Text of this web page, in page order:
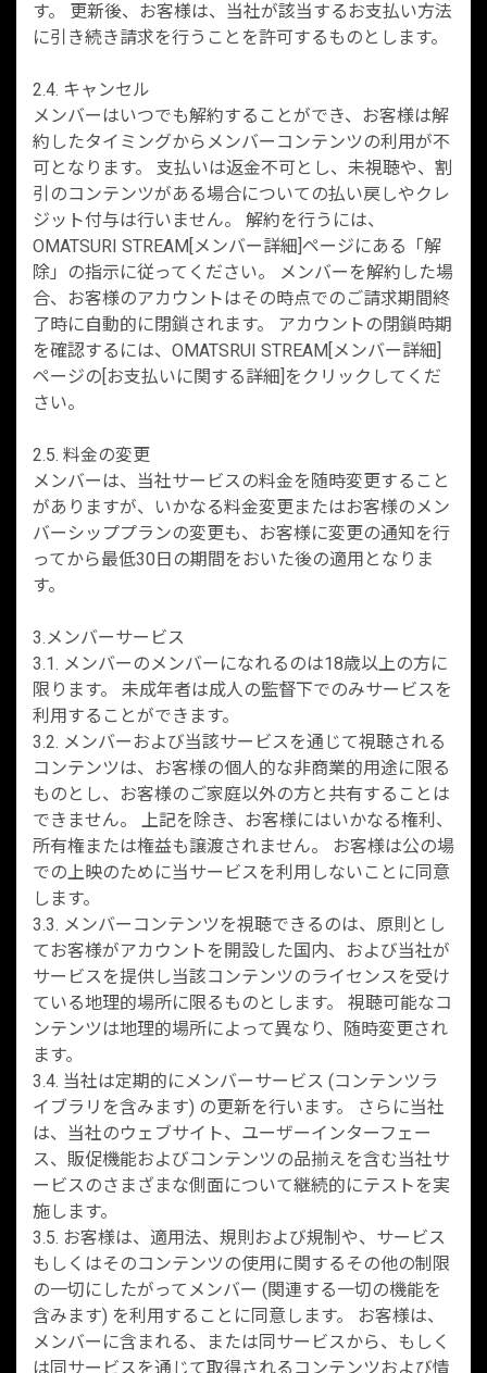
す。 更新後、お客様は、当社が該当するお支払い方法
に引き続き請求を行うことを許可するものとします。
2.4. キャンセル
メンバーはいつでも解約することができ、お客様は解
約したタイミングからメンバーコンテンツの利用が不
可となります。 支払いは返金不可とし、未視聴や、割
引のコンテンツがある場合についての払い戻しやクレ
ジット付与は行いません。 解約を行うには、
OMATSURI STREAM[メンバー詳細]ページにある「解
除」の指示に従ってください。 メンバーを解約した場
合、お客様のアカウントはその時点でのご請求期間終
了時に自動的に閉鎖されます。 アカウントの閉鎖時期
を確認するには、OMATSRUI STREAM[メンバー詳細]
ページの[お支払いに関する詳細]をクリックしてくだ
さい。
2.5. 料金の変更
メンバーは、当社サービスの料金を随時変更すること
がありますが、いかなる料金変更またはお客様のメン
バーシッププランの変更も、お客様に変更の通知を行
ってから最低30日の期間をおいた後の適用となりま
す。
3.メンバーサービス
3.1. メンバーのメンバーになれるのは18歳以上の方に
限ります。 未成年者は成人の監督下でのみサービスを
利用することができます。
3.2. メンバーおよび当該サービスを通じて視聴される
コンテンツは、お客様の個人的な非商業的用途に限る
ものとし、お客様のご家庭以外の方と共有することは
できません。 上記を除き、お客様にはいかなる権利、
所有権または権益も譲渡されません。 お客様は公の場
での上映のために当サービスを利用しないことに同意
します。
3.3. メンバーコンテンツを視聴できるのは、原則とし
てお客様がアカウントを開設した国内、および当社が
サービスを提供し当該コンテンツのライセンスを受け
ている地理的場所に限るものとします。 視聴可能なコ
ンテンツは地理的場所によって異なり、随時変更され
ます。
3.4. 当社は定期的にメンバーサービス (コンテンツラ
イブラリを含みます) の更新を行います。 さらに当社
は、当社のウェブサイト、ユーザーインターフェー
ス、販促機能およびコンテンツの品揃えを含む当社サ
ービスのさまざまな側面について継続的にテストを実
施します。
3.5. お客様は、適用法、規則および規制や、サービス
もしくはそのコンテンツの使用に関するその他の制限
の一切にしたがってメンバー (関連する一切の機能を
含みます) を利用することに同意します。 お客様は、
メンバーに含まれる、または同サービスから、もしく
は同サービスを通じて取得されるコンテンツおよび情